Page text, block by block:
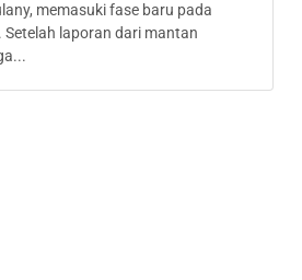
memasuki fase baru pada
laporan dari mantan